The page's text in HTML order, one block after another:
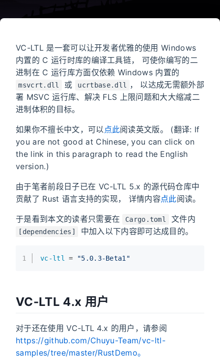
VC-LTL 是一套可以让开发者优雅的使用 Windows
内置的 C 运行时库的编译工具链， 可使你编写的二
进制在 C 运行库方面仅依赖 Windows 内置的
msvcrt.dll 或 ucrtbase.dll
， 以达成无需额外部
署 MSVC 运行库、解决 FLS 上限问题和大大缩减二
进制体积的目标。
如果你不擅长中文，可以 点此阅读英文版。 (翻译: If
you are not good at Chinese, you can click on
the link in this paragraph to read the English
version.)
由于笔者前段日子已在 VC-LTL 5.x 的源代码仓库中
贡献了 Rust 语言支持的实现， 详情内容点此阅读。
于是看到本文的读者只需要在 Cargo.toml 文件内
[dependencies] 中加入以下内容即可达成目的。
1 vc-ltl = "5.0.3-Beta1"
VC-LTL 4.x 用户
对于还在使用 VC-LTL 4.x 的用户，请参阅
https://github.com/Chuyu-Team/vc-ltl-
samples/tree/master/RustDemo。